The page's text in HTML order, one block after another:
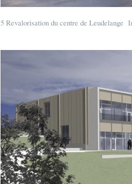
5 Revalorisation du centre de Leudelange